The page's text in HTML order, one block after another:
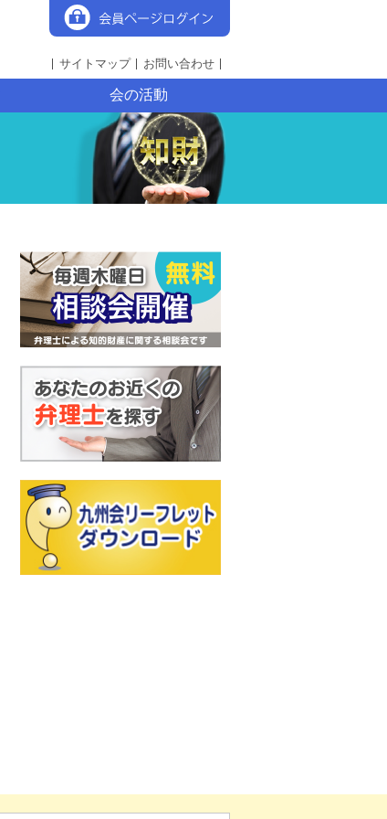
サイトマップ お問い合わせ
会の活動